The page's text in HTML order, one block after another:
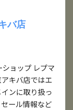
バ店
ョップ レプマ
キバ店ではエ
ンに取り扱っ
ール情報など